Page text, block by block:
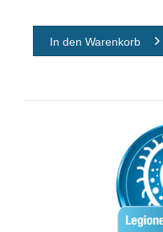
In den Warenkorb